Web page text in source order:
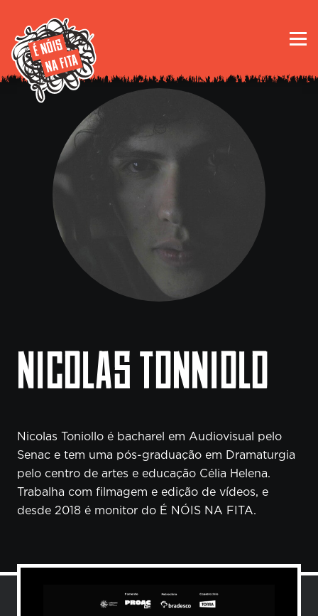
NICOLAS TONNIOLO
Nicolas Toniollo é bacharel em Audiovisual pelo
Senac e tem uma pós-graduação em Dramaturgia
pelo centro de artes e educação Célia Helena.
Trabalha com filmagem e edição de vídeos, e
desde 2018 é monitor do É NÓIS NA FITA.